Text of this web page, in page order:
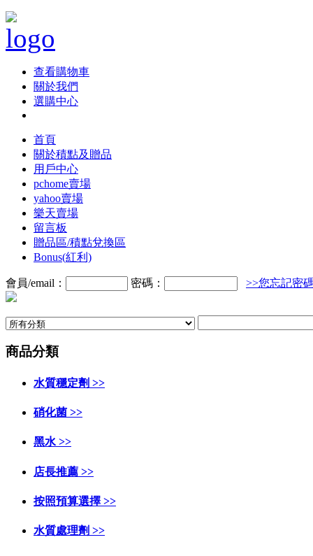
查看購物車
關於我們
選購中心
首頁
關於積點及贈品
用戶中心
pchome賣場
yahoo賣場
樂天賣場
留言板
贈品區/積點兌換區
Bonus(紅利)
會員/email： 密碼： >>您忘記密
商品分類
水質穩定劑 >>
硝化菌 >>
黑水 >>
店長推薦 >>
按照預算選擇 >>
水質處理劑 >>